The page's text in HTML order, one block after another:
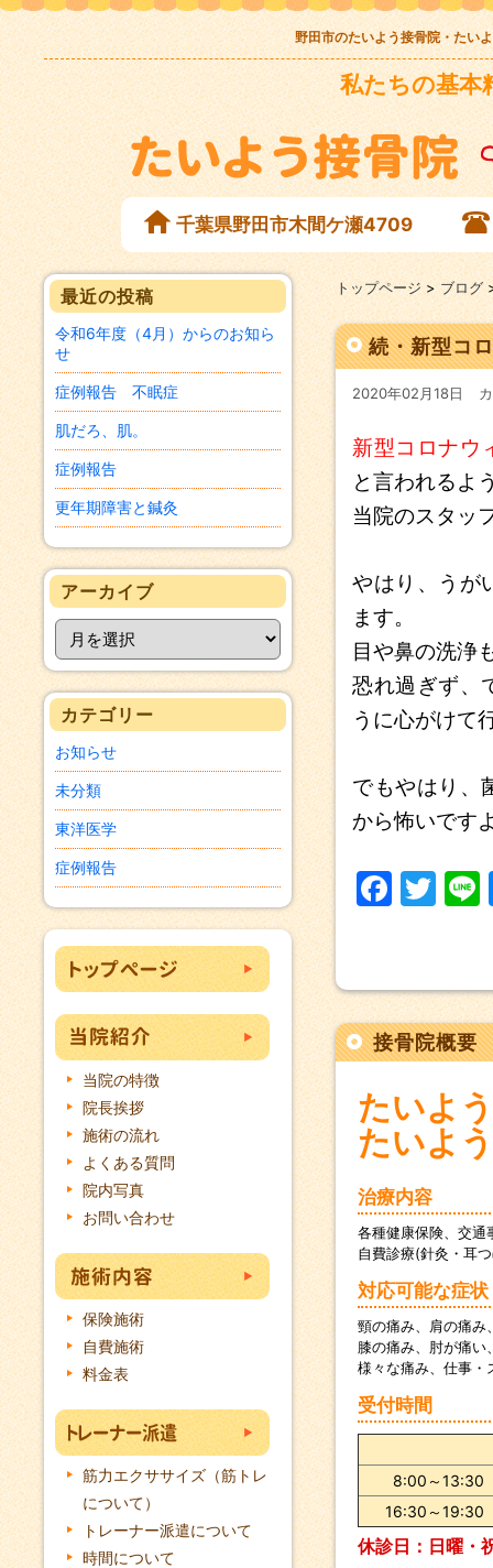
野田市のたいよう接骨院・たい
私たちの基本
千葉県野田市木間ケ瀬4709
最近の投稿
令和6年度（4月）からのお知ら
せ
症例報告 不眠症
肌だろ、肌。
症例報告
更年期障害と鍼灸
アーカイブ
カテゴリー
お知らせ
未分類
東洋医学
症例報告
当院の特徴
院長挨拶
施術の流れ
よくある質問
院内写真
お問い合わせ
保険施術
自費施術
料金表
筋力エクササイズ（筋トレ
について）
トレーナー派遣について
時間について
トップページ > ブログ
続・新型コ
2020年02月18日
新型コロナウ
と言われるよ
当院のスタッ
やはり、うが
ます。
目や鼻の洗浄
恐れ過ぎず、
うに心がけて
でもやはり、
から怖いです
F
e
b
o
o
k
T
er
接骨院概要
たいよ
たいよ
治療内容
各種健康保険、交通
自費診療(針灸・耳
対応可能な症状
頸の痛み、肩の痛み
膝の痛み、肘が痛い
様々な痛み、仕事・
受付時間
8:00～13:30
16:30～19:30
休診日：日曜・